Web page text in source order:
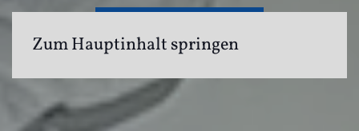
Zum Hauptinhalt springen